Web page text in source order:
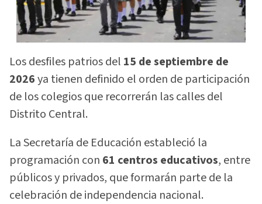
Los desfiles patrios del 15 de septiembre de
2026ya tienen definido el orden de participación
de los colegios que recorrerán las calles del
Distrito Central.
La Secretaría de Educación estableció la
programación con 61 centros educativos, entre
públicos y privados, que formarán parte de la
celebración de independencia nacional.